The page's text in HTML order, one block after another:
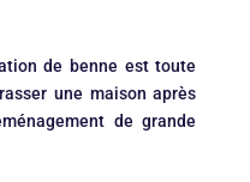
de benne est toute
une maison après
de grande